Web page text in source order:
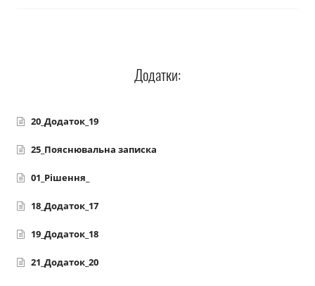
Додатки:
20_Додаток_19
25_Пояснювальна записка
01_Рішення_
18_Додаток_17
19_Додаток_18
21_Додаток_20